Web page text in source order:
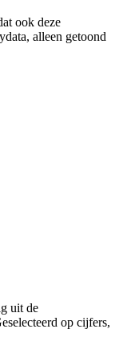
ook deze
alleen getoond
uit de
op cijfers,